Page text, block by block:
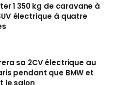
1 350 kg de caravane à
électrique à quatre
sa 2CV électrique au
pendant que BMW et
le salon